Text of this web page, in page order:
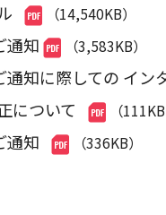
（14,540KB）
通知 （3,583KB）
知に際しての イン
について （111KB
通知 （336KB）